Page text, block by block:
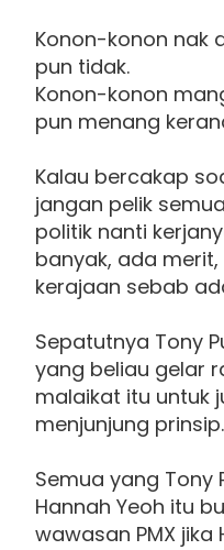
Konon-konon nak
pun tidak.
Konon-konon
pun menang
Kalau bercakap
jangan pelik
politik nanti
banyak, ada
kerajaan sebab
Sepatutnya Tony
yang beliau gelar
malaikat itu untuk
menjunjung prinsip.
Semua yang Tony
Hannah Yeoh itu
wawasan PMX jika